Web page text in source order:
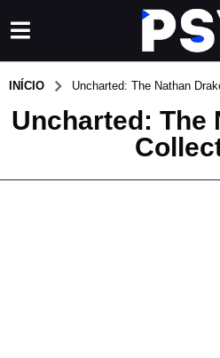
INÍCIO Uncharted: The Nathan
Uncharted: The